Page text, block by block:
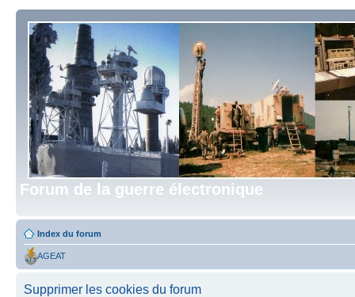
Forum de la guerre électronique
Index du forum
AGEAT
Supprimer les cookies du forum